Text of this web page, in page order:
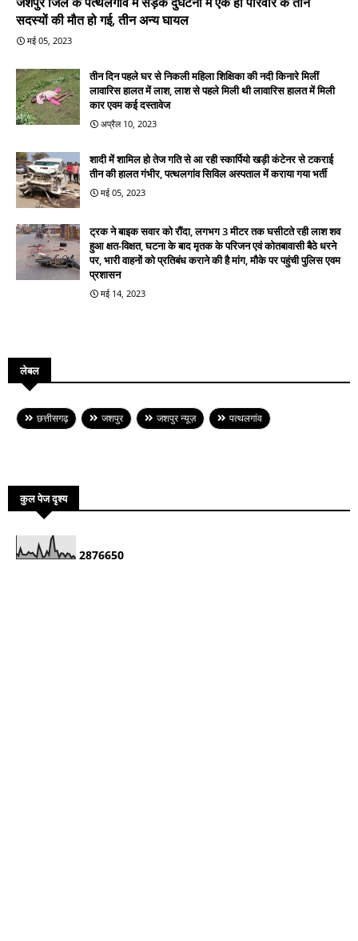
सदस्यों की मौत हो गई, तीन अन्य घायल
मई 05, 2023
तीन दिन पहले घर से निकली महिला शिक्षिका की नदी किनारे मिलीं
लावारिस हालत में लाश, लाश से पहले मिली थी लावारिस हालत में मिली
कार एवम कई दस्तावेज
अप्रैल 10, 2023
शादी में शामिल हो तेज गति से आ रही स्कार्पियो खड़ी कंटेनर से टकराई
तीन की हालत गंभीर, पत्थलगांव सिविल अस्पताल में कराया गया भर्ती
मई 05, 2023
ट्रक ने बाइक सवार को रौंदा, लगभग 3 मीटर तक घसीटते रही लाश शव
हुआ क्षत-विक्षत, घटना के बाद मृतक के परिजन एवं कोतबावासी बैठे धरने
पर, भारी वाहनों को प्रतिबंध कराने की है मांग, मौके पर पहुंची पुलिस एवम
प्रशासन
मई 14, 2023
लेबल
छत्तीसगढ़ जशपुर जशपुर न्यूज़ पत्थलगांव
कुल पेज दृश्य
2876650